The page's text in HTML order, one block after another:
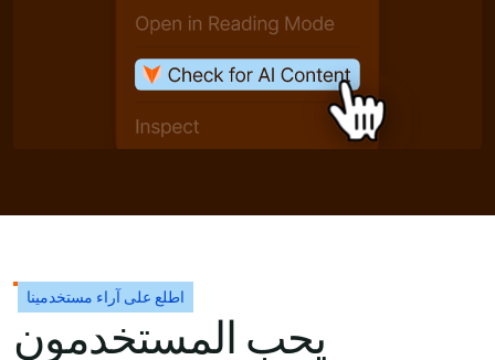
اطلع على آراء مستخدمينا
يحب المستخدمون